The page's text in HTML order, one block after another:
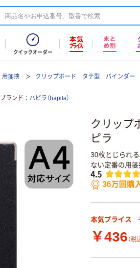
クイックオーダー
用箋挟 クリップボード タテ型 バインダ
ブランド ハピラ（hapila）
クリッ
ピラ
30枚とじられる
ない定番の用箋
4.5
36万回購
本気プライス
￥436 （税